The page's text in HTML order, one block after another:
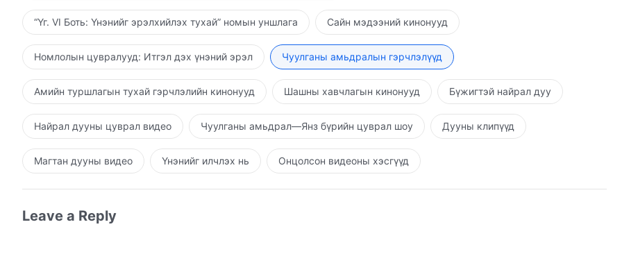
“Үг. VI Боть: Үнэнийг эрэлхийлэх тухай” номын уншлага Сайн мэдээний кинонууд
Номлолын цувралууд: Итгэл дэх үнэний эрэл Чуулганы амьдралын гэрчлэлүүд
Амийн туршлагын тухай гэрчлэлийн кинонууд Шашны хавчлагын кинонууд Бүжигтэй найрал дуу
Найрал дууны цуврал видео Чуулганы амьдрал—Янз бүрийн цуврал шоу Дууны клипүүд
Магтан дууны видео Үнэнийг илчлэх нь Онцолсон видеоны хэсгүүд
Leave a Reply